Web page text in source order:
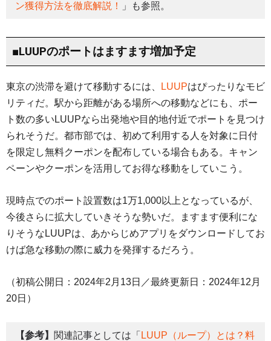
ン獲得方法を徹底解説！
」も参照。
■LUUPのポートはますます増加予定
東京の渋滞を避けて移動するには、 LUUPはぴったりなモビ
リティだ。駅から距離がある場所への移動などにも、ポー
ト数の多いLUUPなら出発地や目的地付近でポートを見つけ
られそうだ。都市部では、初めて利用する人を対象に日付
を限定し無料クーポンを配布している場合もある。キャン
ペーンやクーポンを活用してお得な移動をしていこう。
現時点でのポート設置数は1万1,000以上となっているが、
今後さらに拡大していきそうな勢いだ。ますます便利にな
りそうなLUUPは、あからじめアプリをダウンロードしてお
けば急な移動の際に威力を発揮するだろう。
（初稿公開日：2024年2月13日／最終更新日：2024年12月
20日）
【参考】 関連記事としては「 LUUP（ループ）とは？料